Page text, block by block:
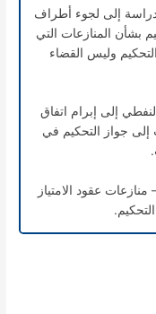
إلى لجوء أطراف
بشأن المنازعات التي
وليس القضاء
إلى إبرام اتفاق
جواز التحكيم في
منازعات عقود الامتياز